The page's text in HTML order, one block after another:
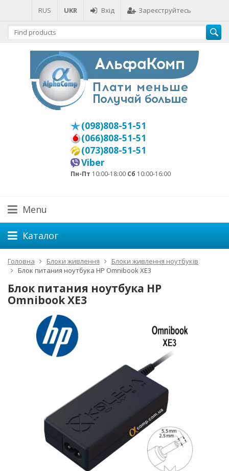
RUS UKR Вхід Зареєструйтесь
(098)808-51-51
(066)808-51-51
(073)808-51-51
Viber
Пн-Пт 10:00-18:00 Сб 10:00-16:00
Menu
Каталог
Головна Блоки живлення
Блоки живлення ноутбуків
Блок питания ноутбука HP Omnibook XE3
Блок питания ноутбука HP
Omnibook XE3